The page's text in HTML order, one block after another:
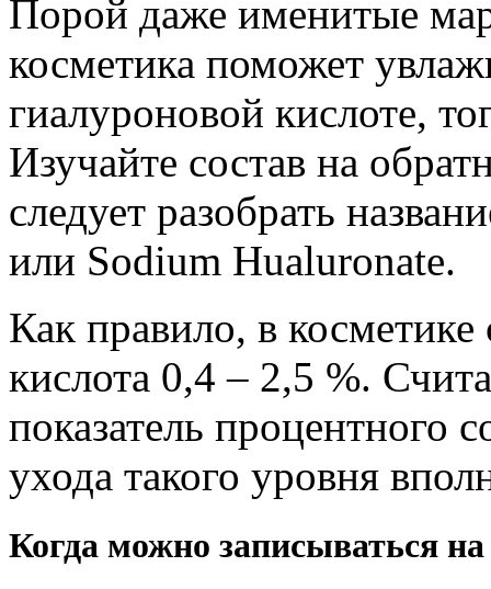
Порой даже именитые
косметика поможет
гиалуроновой кислоте,
Изучайте состав на
следует разобрать
или Sodium Hualuronate.
Как правило, в
кислота 0,4 – 2,5 %.
показатель процентного
ухода такого уровня
Когда можно записываться